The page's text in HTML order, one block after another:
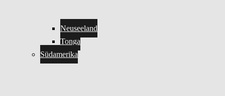
Neuseeland
Tonga
Südamerika